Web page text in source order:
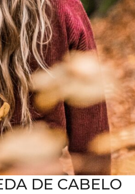
DE CABELO